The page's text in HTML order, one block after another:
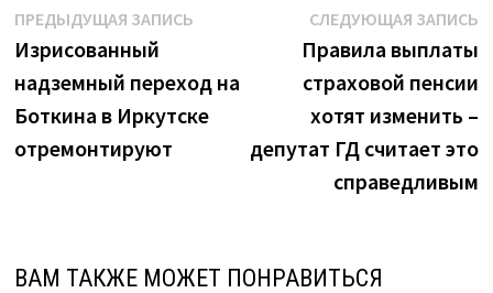
нетрезвых
водителя
задержали
повторно"
Навигация
по
записям
ПРЕДЫДУЩАЯ ЗАПИСЬПредыдущая
Изрисованный
надземный переход на
Боткина в Иркутске
отремонтируют
СЛЕДУЮЩАЯ ЗАПИСЬ
Правила выплаты
страховой пенсии
хотят изменить –
депутат ГД считает это
справедливым
ВАМ ТАКЖЕ МОЖЕТ ПОНРАВИТЬСЯ